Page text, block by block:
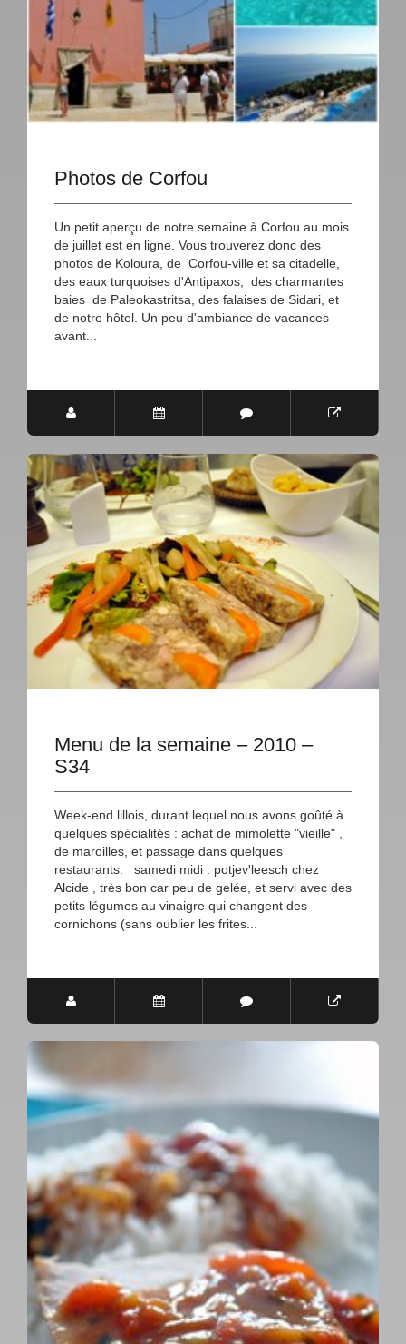
Photos de Corfou
Un petit aperçu de notre semaine à Corfou au mois
de juillet est en ligne. Vous trouverez donc des
photos de Koloura, de Corfou-ville et sa citadelle,
des eaux turquoises d'Antipaxos, des charmantes
baies de Paleokastritsa, des falaises de Sidari, et
de notre hôtel. Un peu d'ambiance de vacances
avant...
Menu de la semaine – 2010 –
S34
Week-end lillois, durant lequel nous avons goûté à
quelques spécialités : achat de mimolette "vieille" ,
de maroilles, et passage dans quelques
restaurants. samedi midi : potjev'leesch chez
Alcide , très bon car peu de gelée, et servi avec des
petits légumes au vinaigre qui changent des
cornichons (sans oublier les frites...